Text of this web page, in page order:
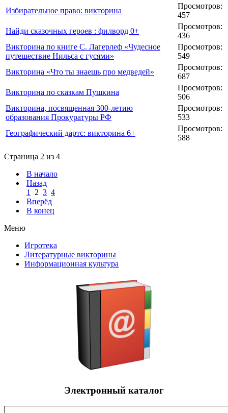
Избирательное право: викторина
Просмотров:
457
Найди сказочных героев : филворд 0+
Просмотров:
436
Викторина по книге С. Лагерлеф «Чудесное
путешествие Нильса с гусями»
Просмотров:
549
Викторина «Что ты знаешь про медведей»
Просмотров:
687
Викторина по сказкам Пушкина
Просмотров:
506
Викторина, посвященная 300-летию
образования Прокуратуры РФ
Просмотров:
533
Географический дартс: викторина 6+
Просмотров:
588
Страница 2 из 4
В начало
Назад
1 2 3 4
Вперёд
В конец
Меню
Игротека
Литературные викторины
Информационная культура
Электронный каталог